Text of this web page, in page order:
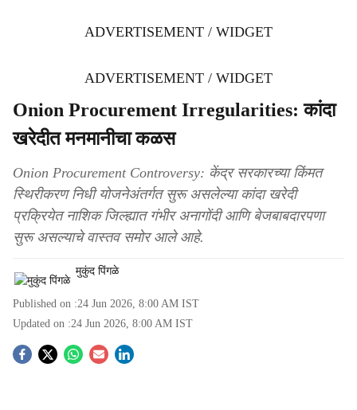
ADVERTISEMENT / WIDGET
ADVERTISEMENT / WIDGET
Onion Procurement Irregularities: कांदा
खरेदीत मनमानीचा कळस
Onion Procurement Controversy: केंद्र सरकारच्या किंमत
स्थिरीकरण निधी योजनेअंतर्गत सुरू असलेल्या कांदा खरेदी
प्रक्रियेत नाशिक जिल्ह्यात गंभीर अनागोंदी आणि बेजबाबदारपणा
सुरू असल्याचे वास्तव समोर आले आहे.
मुकुंद पिंगळे
Published on :24 Jun 2026, 8:00 AM IST
Updated on :24 Jun 2026, 8:00 AM IST
S